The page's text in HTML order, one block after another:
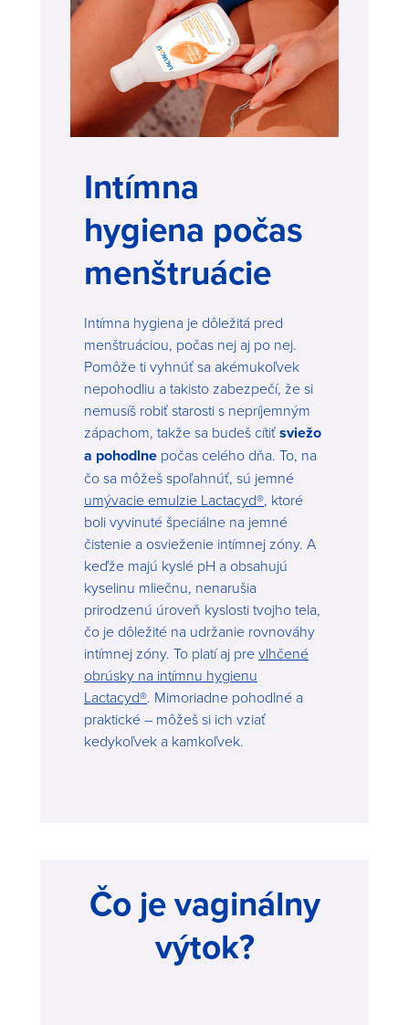
Intímna
hygiena počas
menštruácie
Intímna hygiena je dôležitá pred
menštruáciou, počas nej aj po nej.
Pomôže ti vyhnúť sa akémukoľvek
nepohodliu a takisto zabezpečí, že si
nemusíš robiť starosti s nepríjemným
zápachom, takže sa budeš cítiťsviežo
a pohodlne počas celého dňa. To, na
čo sa môžeš spoľahnúť, sú jemné
umývacie emulzie Lactacyd®, ktoré
boli vyvinuté špeciálne na jemné
čistenie a osvieženie intímnej zóny. A
keďže majú kyslé pH a obsahujú
kyselinu mliečnu, nenarušia
prirodzenú úroveň kyslosti tvojho tela,
čo je dôležité na udržanie rovnováhy
intímnej zóny. To platí aj prevlhčené
obrúsky na intímnu hygienu
Lactacyd®. Mimoriadne pohodlné a
praktické – môžeš si ich vziať
kedykoľvek a kamkoľvek.
Čo je vaginálny
výtok?